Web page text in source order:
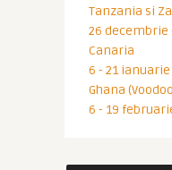
Tanzania si
26 decembrie
Canaria
6 - 21 ianuarie
Ghana
6 - 19